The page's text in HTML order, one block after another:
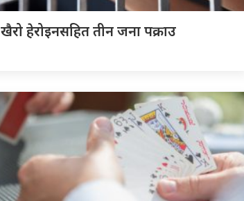
खैरो हेरोइनसहित तीन जना पक्राउ